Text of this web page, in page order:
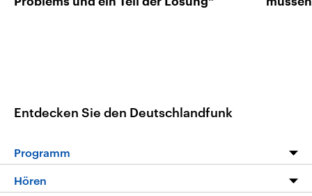
Entdecken Sie den Deutschlandfunk
Programm
Programm
Hören